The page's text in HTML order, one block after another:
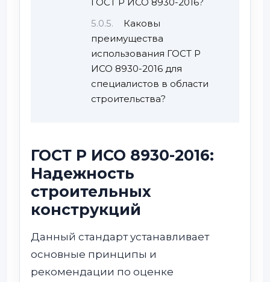
ГОСТ Р ИСО 8930-2016?
Каковы
преимущества
использования ГОСТ Р
ИСО 8930-2016 для
специалистов в области
строительства?
ГОСТ Р ИСО 8930-2016:
Надежность
строительных
конструкций
Данный стандарт устанавливает
основные принципы и
рекомендации по оценке